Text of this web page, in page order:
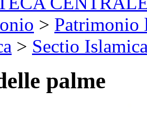
> Patrimonio
> Sectio
palme